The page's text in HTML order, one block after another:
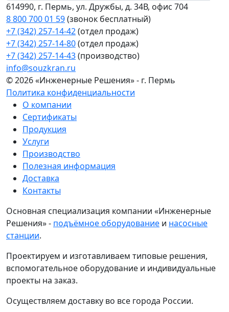
614990, г. Пермь, ул. Дружбы, д. 34В, офис 704
8 800 700 01 59(звонок бесплатный)
+7 (342) 257-14-42(отдел продаж)
+7 (342) 257-14-80(отдел продаж)
+7 (342) 257-14-43(производство)
info@souzkran.ru
© 2026 «Инженерные Решения» - г. Пермь
Политика конфиденциальности
О компании
Сертификаты
Продукция
Услуги
Производство
Полезная информация
Доставка
Контакты
Основная специализация компании «Инженерные
Решения» - подъёмное оборудование и насосные
станции.
Проектируем и изготавливаем типовые решения,
вспомогательное оборудование и индивидуальные
проекты на заказ.
Осуществляем доставку во все города России.